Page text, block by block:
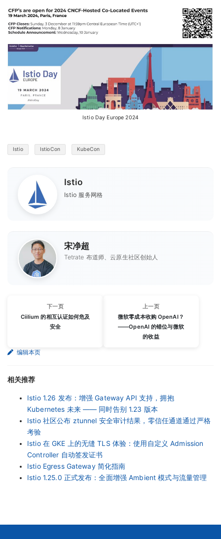
Istio Day Europe 2024
Istio IstioCon KubeCon
Istio
Istio 服务网格
宋净超
Tetrate 布道师、云原生社区创始人
下一页
Ciilium 的相互认证如何危及
安全
上一页
微软零成本收购 OpenAI？
——OpenAI 的错位与微软
的收益
编辑本页
相关推荐
Istio 1.26 发布：增强 Gateway API 支持，拥抱
Kubernetes 未来 —— 同时告别 1.23 版本
Istio 社区公布 ztunnel 安全审计结果，零信任通道通过严格
考验
Istio 在 GKE 上的无缝 TLS 体验：使用自定义 Admission
Controller 自动签发证书
Istio Egress Gateway 简化指南
Istio 1.25.0 正式发布：全面增强 Ambient 模式与流量管理